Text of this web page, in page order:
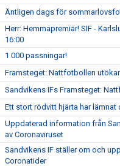
Äntligen dags för
Herr: Hemmapremiär! SIF -
16:00
1 000 passningar!
Framsteget: Nattfotbollen utökar
Sandvikens IFs Framsteget:
Ett stort rödvitt hjärta har lämnat
Uppdaterad information från
av Coronaviruset
Sandvikens IF ställer om och
Coronatider